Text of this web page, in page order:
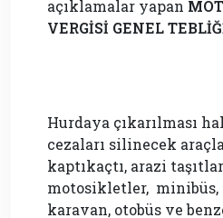
açıklamalar yapan
VERGİSİ GENEL
Hurdaya çıkarılması
cezaları silinecek
kaptıkaçtı, arazi
motosikletler, minibüs,
karavan, otobüs ve